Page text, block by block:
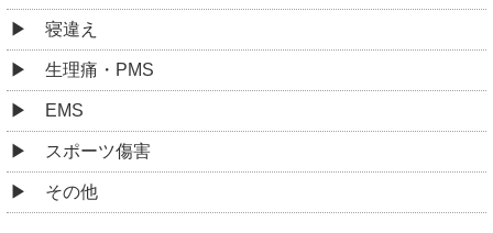
寝違え
生理痛・PMS
EMS
スポーツ傷害
その他